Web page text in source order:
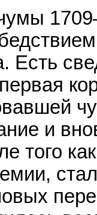
Есть
и
того